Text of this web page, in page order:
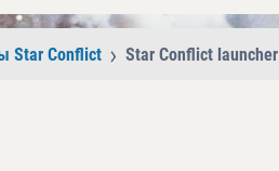
Star Conflict Star Conflict launcher